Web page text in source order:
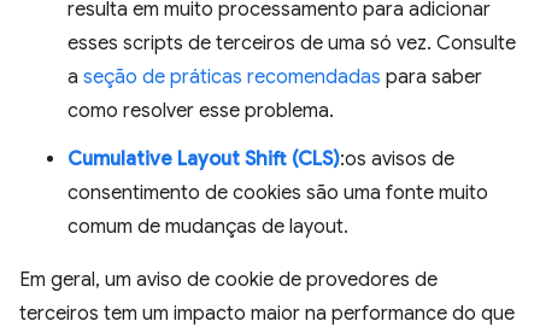
resulta em muito processamento para adicionar
esses scripts de terceiros de uma só vez. Consulte
a seção de práticas recomendadas para saber
como resolver esse problema.
Cumulative Layout Shift (CLS):os avisos de
consentimento de cookies são uma fonte muito
comum de mudanças de layout.
Em geral, um aviso de cookie de provedores de
terceiros tem um impacto maior na performance do que